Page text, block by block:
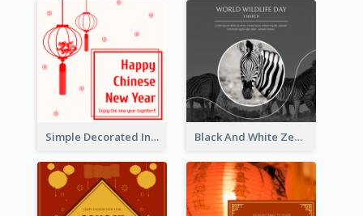
Simple Decorated Instagram Post Of Chinese New Year Black And White Zebra World Wildlife Day Instagram Post